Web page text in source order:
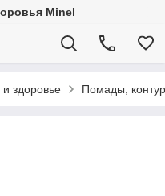
Minel
и здоровье Помады,